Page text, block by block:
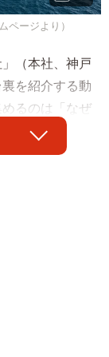
ページより）
（本社、神戸
を紹介する動
るのは「なぜ
説するのは同
ち着いた口調